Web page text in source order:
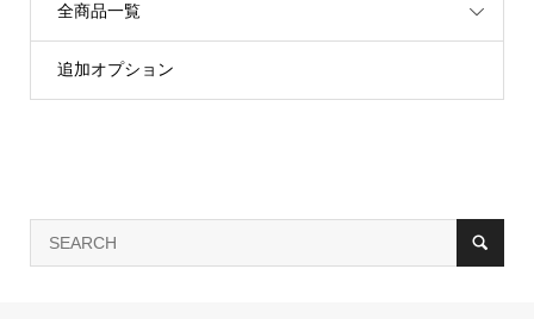
全商品一覧
追加オプション